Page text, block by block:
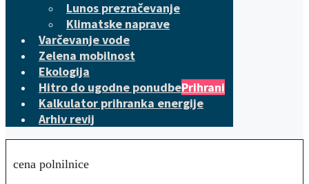
Lunos prezračevanje
Klimatske naprave
Varčevanje vode
Zelena mobilnost
Ekologija
Hitro do ugodne ponudbePrihrani
Kalkulator prihranka energije
Arhiv revij
cena polnilnice